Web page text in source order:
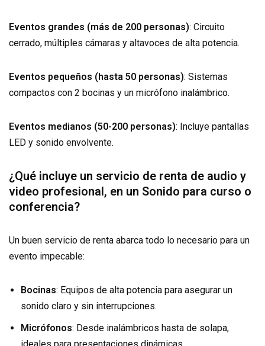
Eventos grandes (más de 200 personas): Circuito
cerrado, múltiples cámaras y altavoces de alta potencia.
Eventos pequeños (hasta 50 personas): Sistemas
compactos con 2 bocinas y un micrófono inalámbrico.
Eventos medianos (50-200 personas): Incluye pantallas
LED y sonido envolvente.
¿Qué incluye un servicio de renta de audio y
video profesional, en un Sonido para curso o
conferencia?
Un buen servicio de renta abarca todo lo necesario para un
evento impecable:
Bocinas: Equipos de alta potencia para asegurar un
sonido claro y sin interrupciones.
Micrófonos: Desde inalámbricos hasta de solapa,